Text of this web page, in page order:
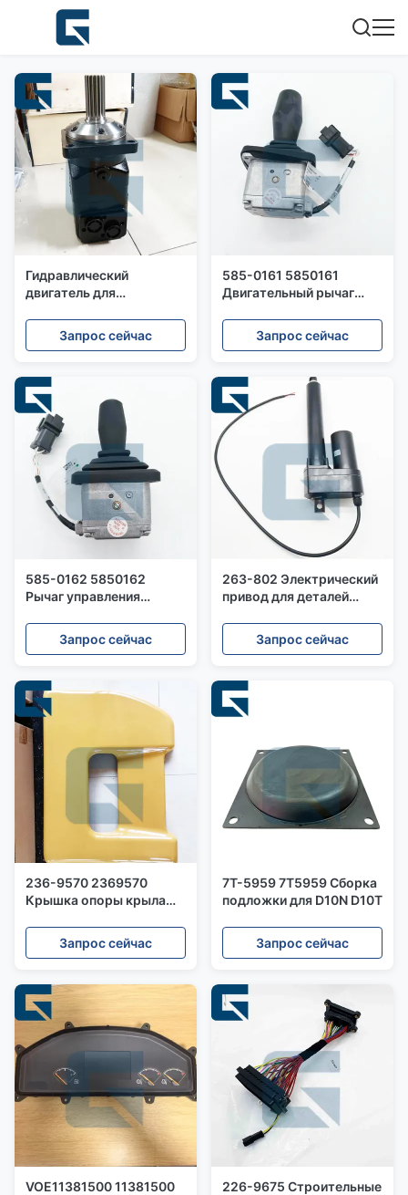
Гидравлический
двигатель для
PM620 PM820
Запрос сейчас
585-0161 5850161
Двигательный рычаг
Cold Planer
Запрос сейчас
585-0162 5850162
Рычаг управления
фрезы PM620 PM820
Запрос сейчас
263-802 Электрический
привод для деталей
Запрос сейчас
236-9570 2369570
Крышка опоры крыла
325D
Запрос сейчас
7T-5959 7T5959 Сборка
подложки для D10N D10T
Запрос сейчас
VOE11381500 11381500
226-9675 Строительные